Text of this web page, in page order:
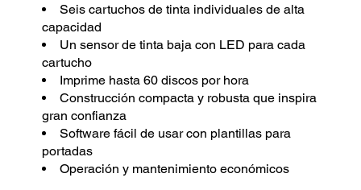
Seis cartuchos de tinta individuales de alta
capacidad
Un sensor de tinta baja con LED para cada
cartucho
Imprime hasta 60 discos por hora
Construcción compacta y robusta que inspira
gran confianza
Software fácil de usar con plantillas para
portadas
Operación y mantenimiento económicos